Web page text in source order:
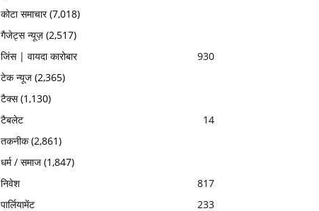
कोटा समाचार(7,018)
गैजेट्स न्यूज़ (2,517)
जिंस | वायदा कारोबार
930
टेक न्यूज (2,365)
टैक्स(1,130)
टैबलेट
14
तकनीक(2,861)
धर्म / समाज (1,847)
निवेश
817
पार्लियामेंट
233